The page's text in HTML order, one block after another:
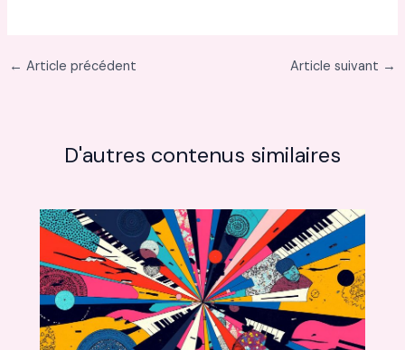
← Article précédent Article suivant →
D'autres contenus similaires